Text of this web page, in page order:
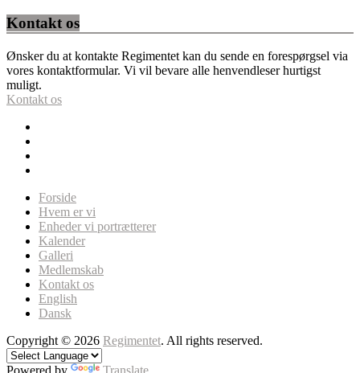
Kontakt os
Ønsker du at kontakte Regimentet kan du sende en forespørgsel via
vores kontaktformular. Vi vil bevare alle henvendleser hurtigst
muligt.
Kontakt os
Forside
Hvem er vi
Enheder vi portrætterer
Kalender
Galleri
Medlemskab
Kontakt os
English
Dansk
Copyright © 2026 Regimentet. All rights reserved.
Powered by Translate